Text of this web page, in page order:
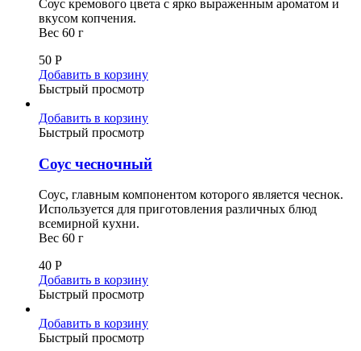
Соус кремового цвета с ярко выраженным ароматом и
вкусом копчения.
Вес 60 г
50 Р
Добавить в корзину
Быстрый просмотр
Добавить в корзину
Быстрый просмотр
Соус чесночный
Соус, главным компонентом которого является чеснок.
Используется для приготовления различных блюд
всемирной кухни.
Вес 60 г
40 Р
Добавить в корзину
Быстрый просмотр
Добавить в корзину
Быстрый просмотр